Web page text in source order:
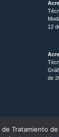
12
de
Tratamiento